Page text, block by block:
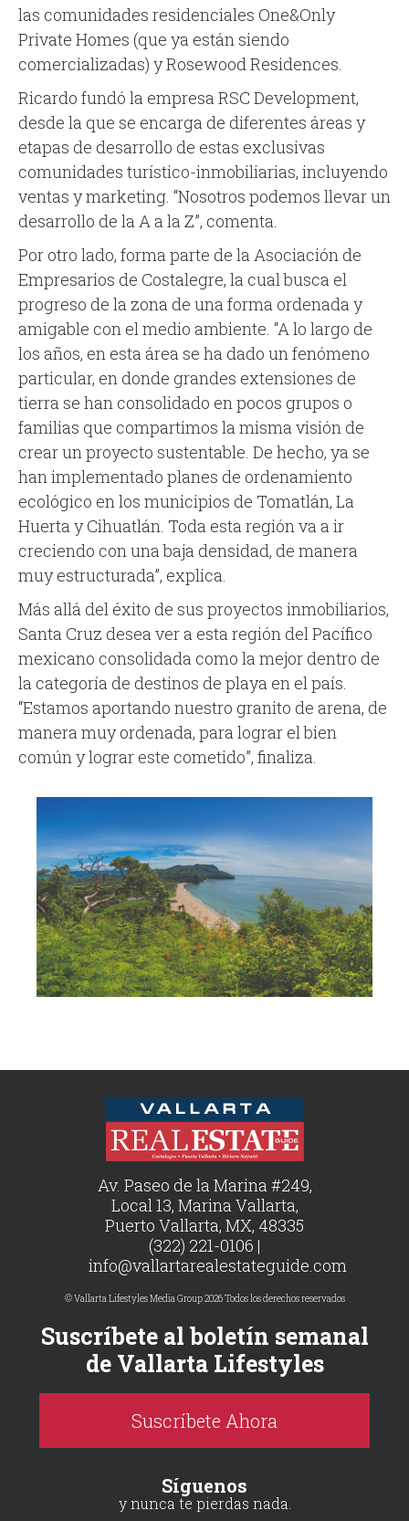
las comunidades residenciales One&Only
Private Homes (que ya están siendo
comercializadas) y Rosewood Residences.
Ricardo fundó la empresa RSC Development,
desde la que se encarga de diferentes áreas y
etapas de desarrollo de estas exclusivas
comunidades turístico-inmobiliarias, incluyendo
ventas y marketing. “Nosotros podemos llevar un
desarrollo de la A a la Z”, comenta.
Por otro lado, forma parte de la Asociación de
Empresarios de Costalegre, la cual busca el
progreso de la zona de una forma ordenada y
amigable con el medio ambiente. “A lo largo de
los años, en esta área se ha dado un fenómeno
particular, en donde grandes extensiones de
tierra se han consolidado en pocos grupos o
familias que compartimos la misma visión de
crear un proyecto sustentable. De hecho, ya se
han implementado planes de ordenamiento
ecológico en los municipios de Tomatlán, La
Huerta y Cihuatlán. Toda esta región va a ir
creciendo con una baja densidad, de manera
muy estructurada”, explica.
Más allá del éxito de sus proyectos inmobiliarios,
Santa Cruz desea ver a esta región del Pacífico
mexicano consolidada como la mejor dentro de
la categoría de destinos de playa en el país.
“Estamos aportando nuestro granito de arena, de
manera muy ordenada, para lograr el bien
común y lograr este cometido”, finaliza.
Av. Paseo de la Marina #249,
Local 13, Marina Vallarta,
Puerto Vallarta, MX, 48335
(322) 221-0106 |
info@vallartarealestateguide.com
© Vallarta Lifestyles Media Group 2026 Todos los derechos reservados
Suscríbete al boletín semanal
de Vallarta Lifestyles
Suscríbete Ahora
Síguenos
y nunca te pierdas nada.